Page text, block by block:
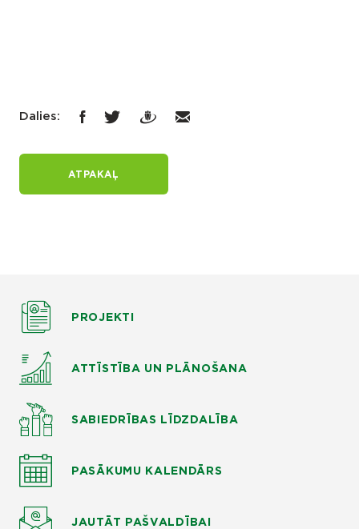
Dalies:
ATPAKAĻ
PROJEKTI
ATTĪSTĪBA UN PLĀNOŠANA
SABIEDRĪBAS LĪDZDALĪBA
PASĀKUMU KALENDĀRS
JAUTĀT PAŠVALDĪBAI